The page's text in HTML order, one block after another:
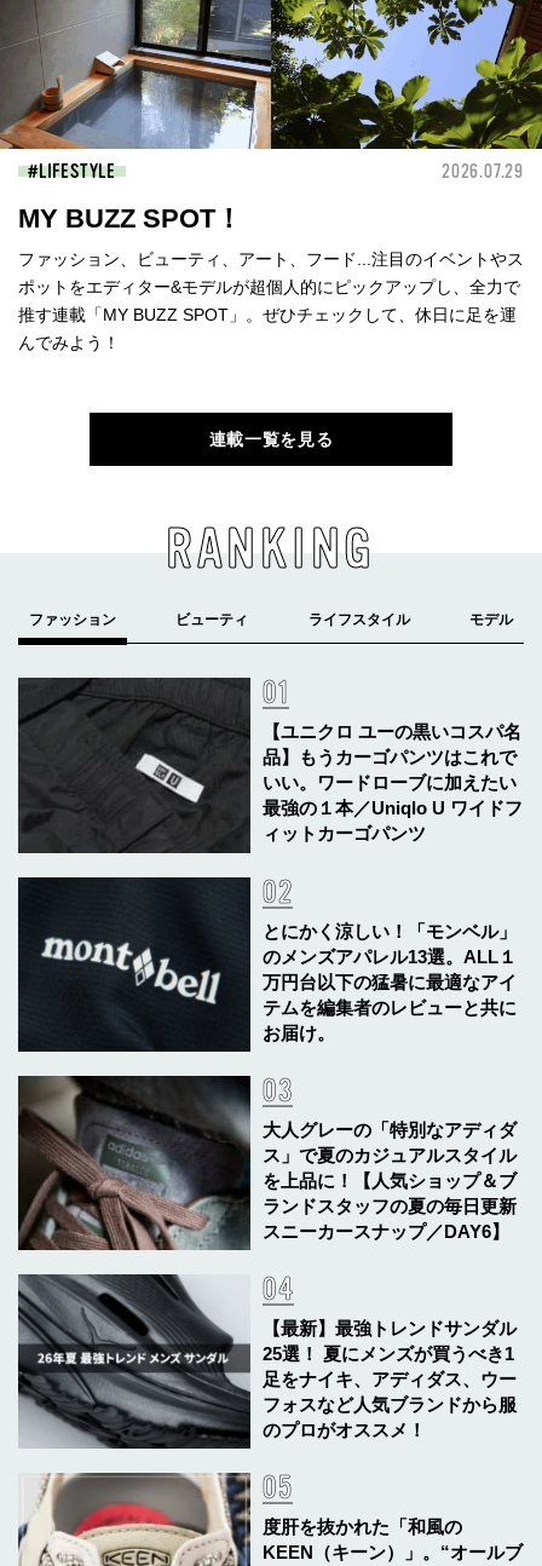
LIFESTYLE 2026.07.29
MY BUZZ SPOT！
ファッション、ビューティ、アート、フード...注目のイベントやス
ポットをエディター&モデルが超個人的にピックアップし、全力で
推す連載「MY BUZZ SPOT」。ぜひチェックして、休日に足を運
んでみよう！
連載一覧を見る
RANKING
【ユニクロ ユーの黒いコスパ名
品】もうカーゴパンツはこれで
いい。ワードローブに加えたい
最強の１本／Uniqlo U ワイドフ
ィットカーゴパンツ
とにかく涼しい！「モンベル」
のメンズアパレル13選。ALL１
万円台以下の猛暑に最適なアイ
テムを編集者のレビューと共に
お届け。
大人グレーの「特別なアディダ
ス」で夏のカジュアルスタイル
を上品に！【人気ショップ＆ブ
ランドスタッフの夏の毎日更新
スニーカースナップ／DAY6】
【最新】最強トレンドサンダル
25選！ 夏にメンズが買うべき1
足をナイキ、アディダス、ウー
フォスなど人気ブランドから服
のプロがオススメ！
度肝を抜かれた「和風の
KEEN（キーン）」。“オールブ